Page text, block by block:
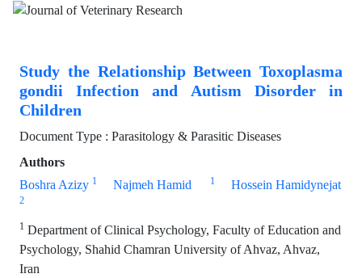
Study the Relationship Between Toxoplasma
gondii Infection and Autism Disorder in
Children
Document Type : Parasitology & Parasitic Diseases
Authors
Boshra Azizy 1 Najmeh Hamid 1 Hossein Hamidynejat
2
1 Department of Clinical Psychology, Faculty of Education and
Psychology, Shahid Chamran University of Ahvaz, Ahvaz,
Iran